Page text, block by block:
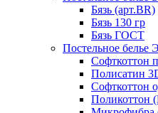
Бязь (арт.BR)
Бязь 130 гр
Бязь ГОСТ
Постельное белье
Софткоттон
Полисатин
Софткоттон
Поликоттон